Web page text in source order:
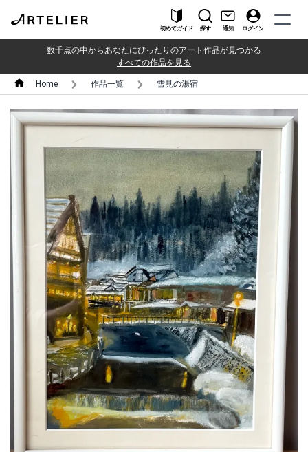
初めてガイド 探す 通知 ログイン
数千点の中からあなたにぴったりのアート作品が見つかる
すべての作品を見る
Home 作品一覧 雪見の湯宿